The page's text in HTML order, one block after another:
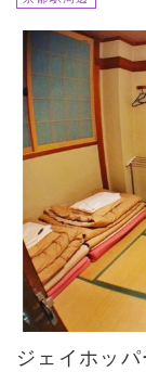
ジェイホッ